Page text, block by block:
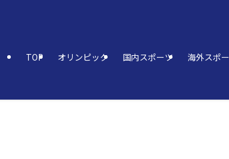
TOP オリンピック 国内スポーツ 海外スポ